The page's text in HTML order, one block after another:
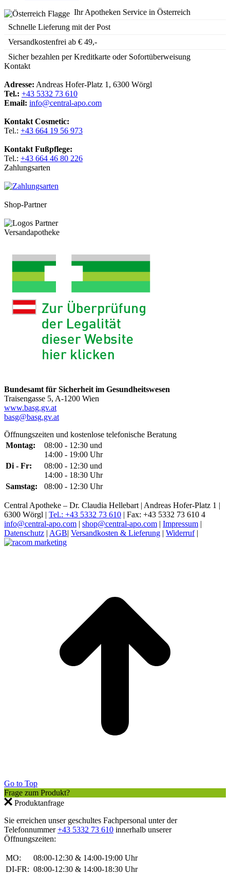
Ihr Apotheken Service in Österreich
Schnelle Lieferung mit der Post
Versandkostenfrei ab € 49,-
Sicher bezahlen per Kreditkarte oder Sofortüberweisung
Kontakt
Adresse: Andreas Hofer-Platz 1, 6300 Wörgl
Tel.: +43 5332 73 610
Email: info@central-apo.com
Kontakt Cosmetic:
Tel.: +43 664 19 56 973
Kontakt Fußpflege:
Tel.: +43 664 46 80 226
Zahlungsarten
Shop-Partner
Versandapotheke
Bundesamt für Sicherheit im Gesundheitswesen
Traisengasse 5, A-1200 Wien
www.basg.gv.at
basg@basg.gv.at
Öffnungszeiten und kostenlose telefonische Beratung
Montag:
08:00 - 12:30 und
14:00 - 19:00 Uhr
Di - Fr:
08:00 - 12:30 und
14:00 - 18:30 Uhr
Samstag:
08:00 - 12:30 Uhr
Central Apotheke – Dr. Claudia Hellebart | Andreas Hofer-Platz 1 |
6300 Wörgl | Tel.: +43 5332 73 610 | Fax: +43 5332 73 610 4
info@central-apo.com | shop@central-apo.com | Impressum |
Datenschutz | AGB| Versandkosten & Lieferung | Widerruf|
Go to Top
Frage zum Produkt?
Produktanfrage
Sie erreichen unser geschultes Fachpersonal unter der
Telefonnummer+43 5332 73 610 innerhalb unserer
Öffnungszeiten:
MO:
08:00-12:30 & 14:00-19:00 Uhr
DI-FR: 08:00-12:30 & 14:00-18:30 Uhr